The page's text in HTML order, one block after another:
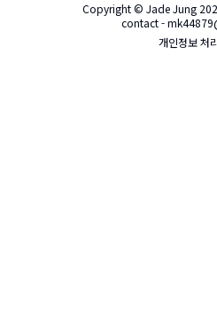
Copyright © Jade Jung
contact -
개인정보 처